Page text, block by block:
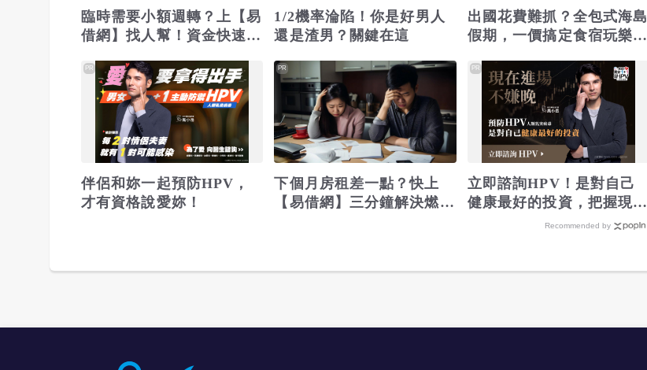
臨時需要小額週轉？上【易
借網】找人幫！資金快速到
1/2機率淪陷！你是好男人
還是渣男？關鍵在這
出國花費難抓？全包式海島
假期，一價搞定食宿玩樂，
伴侶和妳一起預防HPV，
才有資格說愛妳！
PR
下個月房租差一點？快上
【易借網】三分鐘解決燃眉
PR
立即諮詢HPV！是對自己
健康最好的投資，把握現在
PR
Recommended by